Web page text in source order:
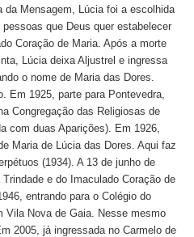
da Mensagem, Lúcia foi a escolhida
que Deus quer estabelecer
Coração de Maria. Após a morte
Lúcia deixa Aljustrel e ingressa
o nome de Maria das Dores.
Em 1925, parte para Pontevedra,
Congregação das Religiosas de
com duas Aparições). Em 1926,
Maria de Lúcia das Dores. Aqui faz
(1934). A 13 de junho de
e do Imaculado Coração de
entrando para o Colégio do
Vila Nova de Gaia. Nesse mesmo
2005, já ingressada no Carmelo de